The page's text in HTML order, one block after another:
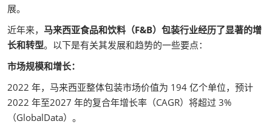
展。
近年来， 马来西亚食品和饮料（F&B）包装行业经历了显著的增
长和转型。以下是有关其发展和趋势的一些要点：
市场规模和增长：
2022 年，马来西亚整体包装市场价值为 194 亿个单位，预计
2022 年至2027 年的复合年增长率（CAGR）将超过 3%
（GlobalData）。